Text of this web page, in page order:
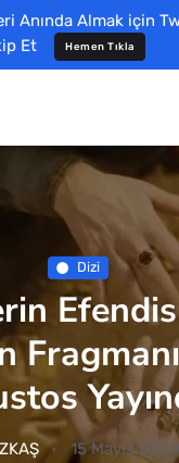
Anında Almak için
Et
Hemen Tıkla
Dizi
15 Mayıs 2024